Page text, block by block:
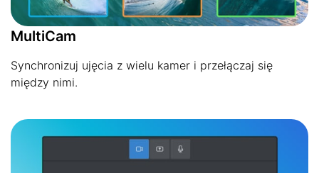
MultiCam
Synchronizuj ujęcia z wielu kamer i przełączaj się
między nimi.